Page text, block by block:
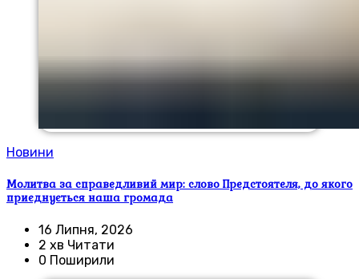
Новини
Молитва за справедливий мир: слово Предстоятеля, до якого
приєднується наша громада
16 Липня, 2026
2 хв Читати
0 Поширили